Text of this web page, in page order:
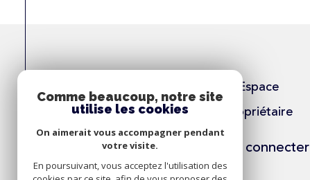
Espace
Propriétaire
Se connecter
Comme beaucoup, notre site
utilise les cookies
On aimerait vous accompagner pendant
votre visite.
En poursuivant, vous acceptez l'utilisation des